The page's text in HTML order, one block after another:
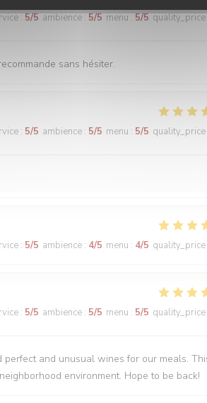
:5/5 ambience:5/5 menu:5/5 quality_price
sans hésiter.
: 5/5 ambience : 5/5 menu : 5/5 quality_price
: 5/5 ambience : 4/5 menu : 4/5 quality_price
: 5/5 ambience : 5/5 menu : 5/5 quality_price
and unusual wines for our meals.
environment. Hope to be back!